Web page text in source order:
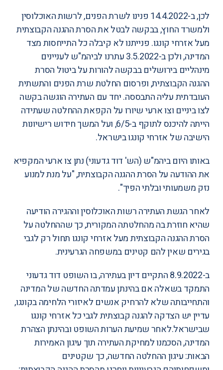
לכן, ב-14.4.2022
פנינולשרת הפנים, לרשות האוכלוסין
ולמשרד החוץ, בבקשה לבטל את הסרת ההגנה הקבוצתית
מעל אזרחי קונגו. פנייתנו לא קיבלה כל התייחסות מצד
המדינה, ולכן ב-3.5.2022
עתרנולביהמ"ש לעניינים
מינהליים בירושלים בבקשה להורות על ביטול הסרת
ההגנה הקבוצתית, ופרסום החלטת שרת הפנים והתשתית
העובדתית עליה התבססה. יחד עם העתירה הוגשה בקשה
לצו ביניים וצו ארעי שיורו על הקפאת ההחלטה שעתידה
הייתה להיכנס לתוקף ב-6/5, ועל המשך חידוש רישיונות
הישיבה של אזרחי קונגו בישראל.
באותו היום ביהמ"ש (הש' דוד גדעוני)נתן צו ארעיהמקפיא
את ההודעה על הסרת ההגנה הקבוצתית, "על מנת למנוע
נזק משמעותי ובלתי הפיך".
לאחר הגשת העתירה רשות האוכלוסין וההגירה הודיעה
שהיא חוזרת בה מהחלטתה המקורית, כך שההחלטה על
הסרת ההגנה הקבוצתית מעל אזרחי קונגו תחול רק לגבי
בגירים שאין להם קטינים במשפחה הגרעינית.
ב-8.9.2022 התקיים דיון בעתירה, בו השופט דוד גדעוני
התמקד בשאלה אם בהינתן עמדתה החדשה של המדינה
והתחייבותה שלא להרחיק אנשים לאיזורי הלחימה בקונגו,
עדיין יש הצדקה להגנה קבוצתית לגבי כל אזרחי קונגו
שבישראל.לאחר שמיעת הערות השופט ובהינתן הצהרת
המדינה, הסכמנו למחיקת העתירה תוך עיגון האמירות
הבאות: עיגון ההחלטה החדשה, כך שקטינים